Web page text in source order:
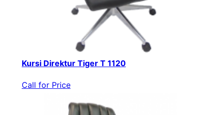
Kursi Direktur Tiger T 1120
Call for Price